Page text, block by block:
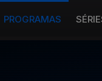
PROGRAMAS